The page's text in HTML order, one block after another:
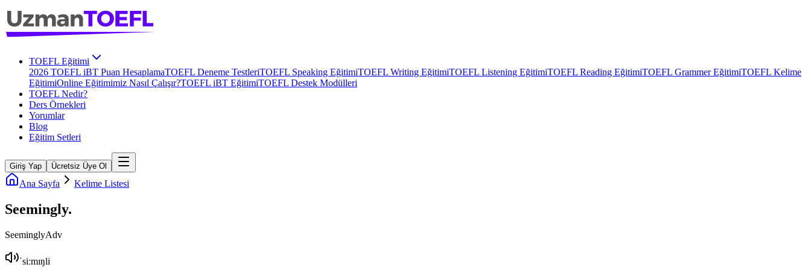
TOEFL Eğitimi
2026 TOEFL iBT Puan HesaplamaTOEFL Deneme TestleriTOEFL Speaking EğitimiTOEFL Writing EğitimiTOEFL Listening EğitimiTOEFL Reading EğitimiTOEFL Grammer EğitimiTOEFL Kelime
EğitimiOnline Eğitimimiz Nasıl Çalışır?TOEFL iBT EğitimiTOEFL Destek Modülleri
TOEFL Nedir?
Ders Örnekleri
Yorumlar
Blog
Eğitim Setleri
Giriş Yap Ücretsiz Üye Ol
Ana Sayfa Kelime Listesi
Seemingly.
SeeminglyAdv
ˈsiːmɪŋli